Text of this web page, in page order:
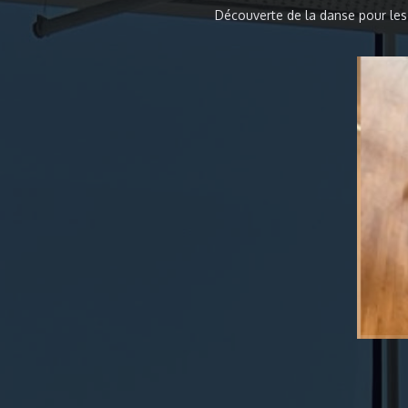
Découverte de la danse pour